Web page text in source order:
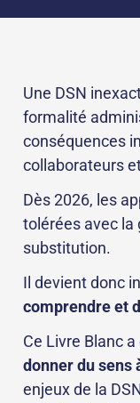
Une DSN
formalité
conséquences
collaborateurs
Dès 2026, les
tolérées avec la
substitution.
Il devient donc
comprendre et
Ce Livre Blanc
donner du sens
enjeux de la